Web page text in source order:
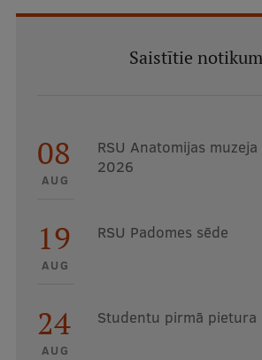
Saistītie
08
AUG
RSU Anatomijas
2026
19
AUG
RSU Padomes sēde
24
AUG
Studentu pirmā pietura